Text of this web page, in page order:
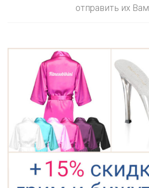
отправить их Вам